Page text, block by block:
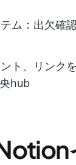
ム：出欠確
ト、リンク
hub